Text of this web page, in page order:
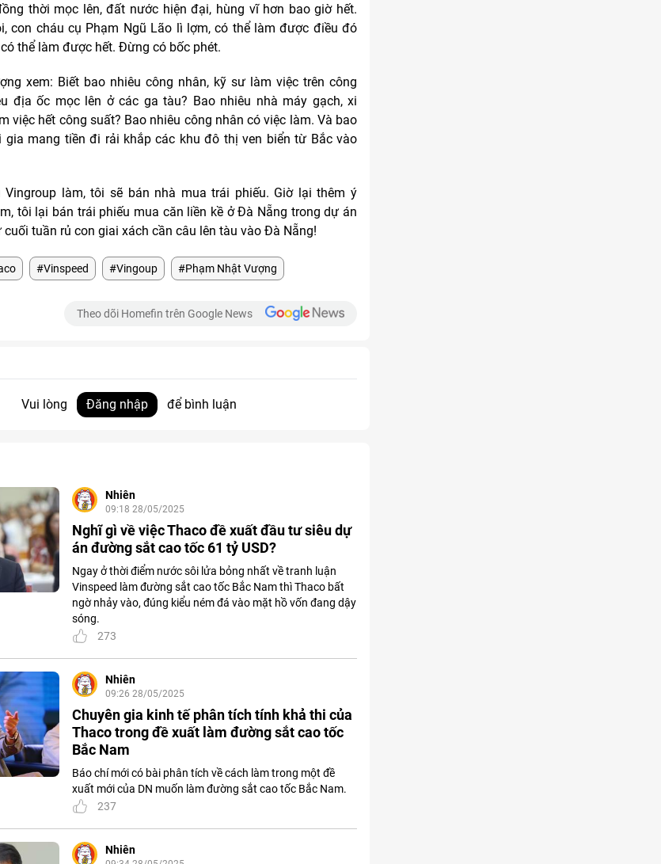
thời mọc lên, đất nước hiện đại, hùng vĩ hơn bao giờ hết.
con cháu cụ Phạm Ngũ Lão lì lợm, có thể làm được điều đó
thể làm được hết. Đừng có bốc phét.
xem: Biết bao nhiêu công nhân, kỹ sư làm việc trên công
địa ốc mọc lên ở các ga tàu? Bao nhiêu nhà máy gạch, xi
việc hết công suất? Bao nhiêu công nhân có việc làm. Và bao
gia mang tiền đi rải khắp các khu đô thị ven biển từ Bắc vào
Vingroup làm, tôi sẽ bán nhà mua trái phiếu. Giờ lại thêm ý
tôi lại bán trái phiếu mua căn liền kề ở Đà Nẵng trong dự án
cuối tuần rủ con giai xách cần câu lên tàu vào Đà Nẵng!
#Vinspeed #Vingoup #Phạm Nhật Vượng
Theo dõi Homefin trên Google News
Vui lòng Đăng nhập để bình luận
Nhiên
09:18 28/05/2025
Nghĩ gì về việc Thaco đề xuất đầu tư siêu dự
án đường sắt cao tốc 61 tỷ USD?
Ngay ở thời điểm nước sôi lửa bỏng nhất về tranh luận
Vinspeed làm đường sắt cao tốc Bắc Nam thì Thaco bất
ngờ nhảy vào, đúng kiểu ném đá vào mặt hồ vốn đang dậy
sóng.
273
Nhiên
09:26 28/05/2025
Chuyên gia kinh tế phân tích tính khả thi của
Thaco trong đề xuất làm đường sắt cao tốc
Bắc Nam
Báo chí mới có bài phân tích về cách làm trong một đề
xuất mới của DN muốn làm đường sắt cao tốc Bắc Nam.
237
Nhiên